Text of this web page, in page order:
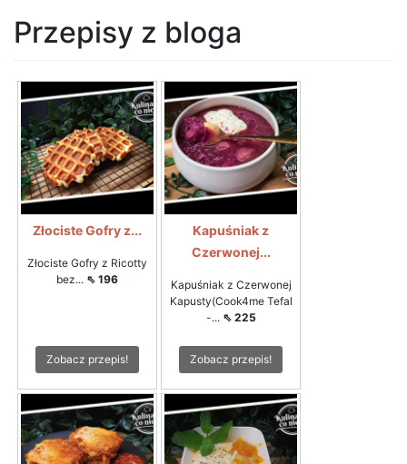
Przepisy z bloga
Złociste Gofry z...
Złociste Gofry z Ricotty
bez... ⇖ 196
Zobacz przepis!
Kapuśniak z
Czerwonej...
Kapuśniak z Czerwonej
Kapusty(Cook4me Tefal
-... ⇖ 225
Zobacz przepis!